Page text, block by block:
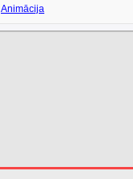
Animācija